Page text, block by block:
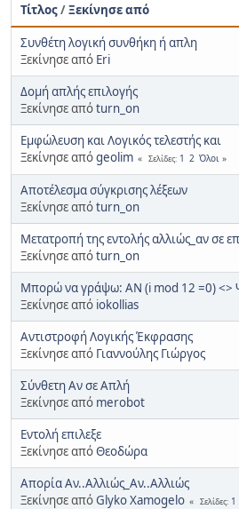
Τίτλος/Ξεκίνησε από
Συνθέτη λογική συνθήκη ή απλη
Ξεκίνησε από Eri
Δομή απλής επιλογής
Ξεκίνησε απόturn_on
Εμφώλευση και Λογικός τελεστής και
Ξεκίνησε απόgeolim Σελίδες 1 2 Όλοι
Αποτέλεσμα σύγκρισης λέξεων
Ξεκίνησε απόturn_on
Μετατροπή της εντολής αλλιώς_αν σε
Ξεκίνησε απόturn_on
Μπορώ να γράψω: ΑΝ (i mod 12 =0) <>
Ξεκίνησε από iokollias
Αντιστροφή Λογικής Έκφρασης
Ξεκίνησε από Γιαννούλης Γιώργος
Σύνθετη Αν σε Απλή
Ξεκίνησε από merobot
Εντολή επιλεξε
Ξεκίνησε απόΘεοδώρα
Απορία Αν..Αλλιώς_Αν..Αλλιώς
Ξεκίνησε απόGlyko Xamogelo Σελίδες 1